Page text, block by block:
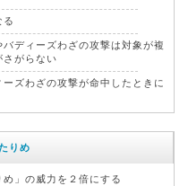
る
ディーズわざの攻撃は対象が複
さがらない
ズわざの攻撃が命中したときに
りめ
」の威力を２倍にする